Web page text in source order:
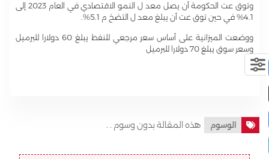
وتوق عت الحكومة أن يصل معد ل النمو الاقتصادي في العام 2023 إلى
4.1% في حين توق عت أن يبلغ معد ل التضخ م 5.1%.
ووضعت الميزانية على أساس سعر مرجعي للنفط يبلغ 60 دولارا للبرميل
وسعر سوق يبلغ 70 دولارا للبرميل
الوسوم هذه المقالة بدون وسوم . .